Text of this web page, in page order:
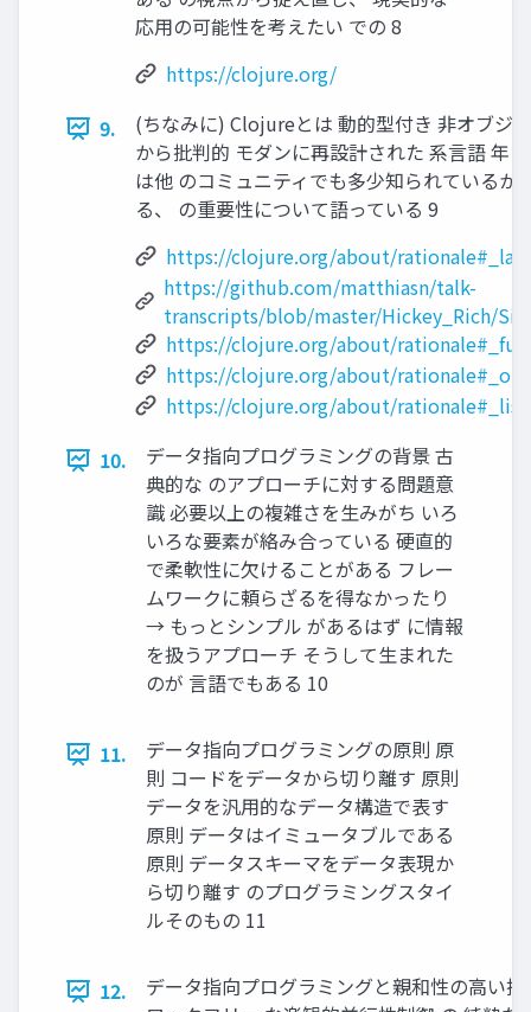
応⽤の可能性を考えたい での 8
https://clojure.org/
9.
(ちなみに) Clojureとは 動的型付き ⾮オブジ
から批判的 モダンに再設計された 系⾔語 年
は他 のコミュニティでも多少知られている
る、 の重要性について語っている 9
https://clojure.org/about/
https://github.com/matthiasn/talk-
transcripts/blob/master/Hickey_Rich/
https://clojure.org/about/
https://clojure.org/about/
https://clojure.org/about/
10.
データ指向プログラミングの背景 古
典的な のアプローチに対する問題意
識 必要以上の複雑さを⽣みがち いろ
いろな要素が絡み合っている 硬直的
で柔軟性に⽋けることがある フレー
ムワークに頼らざるを得なかったり
→ もっとシンプル があるはず に情報
を扱うアプローチ そうして⽣まれた
のが ⾔語でもある 10
11.
データ指向プログラミングの原則 原
則 コードをデータから切り離す 原則
データを汎⽤的なデータ構造で表す
原則 データはイミュータブルである
原則 データスキーマをデータ表現か
ら切り離す のプログラミングスタイ
ルそのもの 11
12.
データ指向プログラミングと親和性の⾼い技